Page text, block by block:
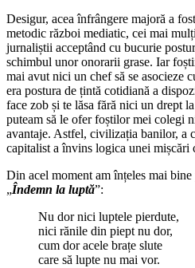
Desigur, acea înfrângere majoră a
metodic război mediatic, cei mai
jurnaliștii acceptând cu bucurie
schimbul unor onorarii grase. Iar
mai avut nici un chef să se asocieze
era postura de țintă cotidiană a
face zob și te lăsa fără nici un drept
puteam să le ofer foștilor mei colegi
avantaje. Astfel, civilizația banilor, a
capitalist a învins logica unei mișcări
Din acel moment am înțeles mai
„Îndemn la luptă”:
Nu dor nici luptele pierdute,
nici rănile din piept nu dor,
cum dor acele brațe slute
care să lupte nu mai vor.